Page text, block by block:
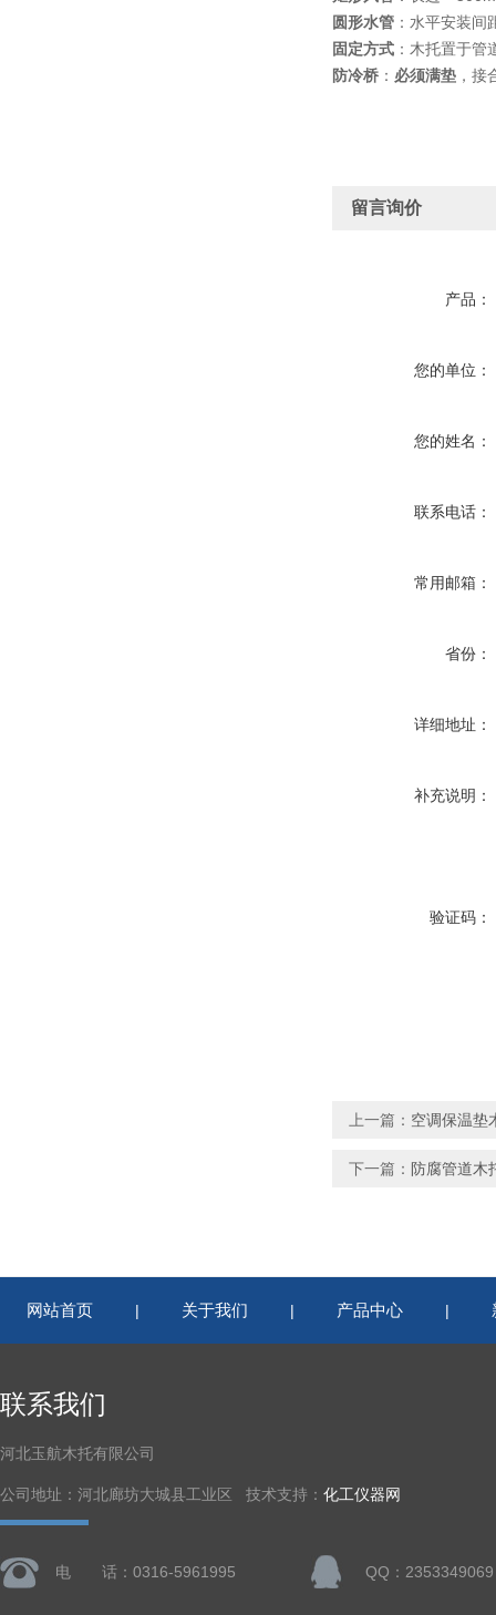
圆形水管 ：水平安装间
固定方式 ：木托置于管
防冷桥 ： 必须满垫 ，
留言询价
产品：
您的单位：
您的姓名：
联系电话：
常用邮箱：
省份：
详细地址：
补充说明：
验证码：
上一篇： 空调保温垫
下一篇： 防腐管道木
网站首页 | 关于我们 | 产品中心 |
联系我们
河北玉航木托有限公司
公司地址：河北廊坊大城县工业区 技术支持： 化工仪器网
电 话：0316-5961995 QQ：2353349069